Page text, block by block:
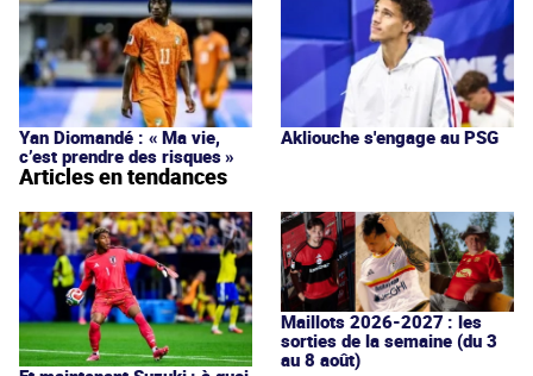
Yan Diomandé : « Ma vie,
c’est prendre des risques »
Akliouche s'engage au PSG
Articles en tendances
Maillots 2026-2027 : les
sorties de la semaine (du 3
au 8 août)